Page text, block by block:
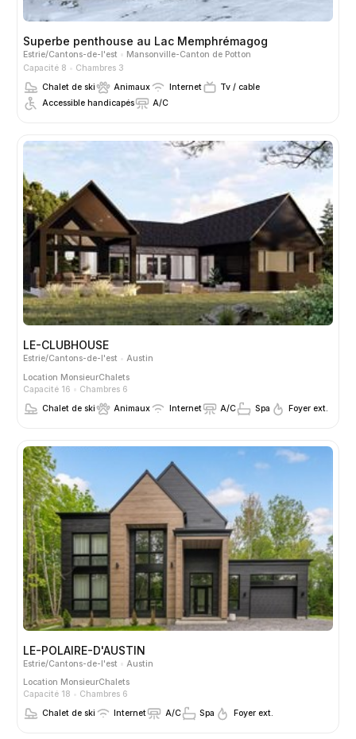
Superbe penthouse au Lac Memphrémagog
Estrie/Cantons-de-l'est
Mansonville-Canton de Potton
Capacité 8
Chambres 3
Chalet de ski
Animaux Internet
Tv / cable
Accessible handicapés
A/C
LE-CLUBHOUSE
Estrie/Cantons-de-l'est
Austin
Location MonsieurChalets
Capacité 16
Chambres 6
Chalet de ski
Animaux Internet A/C Spa Foyer ext.
LE-POLAIRE-D'AUSTIN
Estrie/Cantons-de-l'est
Austin
Location MonsieurChalets
Capacité 18
Chambres 6
Chalet de ski
Internet A/C Spa Foyer ext.